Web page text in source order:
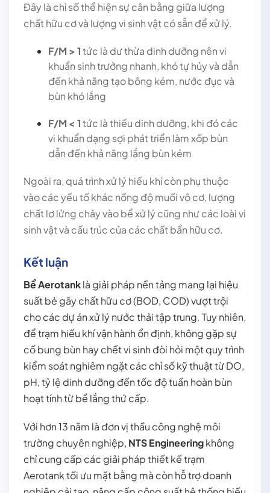
Đây là chỉ số thể hiện sự cân bằng giữa lượng
chất hữu cơ và lượng vi sinh vật có sẵn để xử lý.
F/M > 1tức là dư thừa dinh dưỡng nên vi
khuẩn sinh trưởng nhanh, khó tự hủy và dẫn
đến khả năng tạo bông kém, nước đục và
bùn khó lắng
F/M < 1tức là thiếu dinh dưỡng, khi đó các
vi khuẩn dạng sợi phát triển làm xốp bùn
dẫn đến khả năng lắng bùn kém
Ngoài ra, quá trình xử lý hiếu khí còn phụ thuộc
vào các yếu tố khác nồng độ muối vô cơ, lượng
chất lơ lửng chảy vào bể xử lý cũng như các loài vi
sinh vật và cấu trúc của các chất bẩn hữu cơ.
Kết luận
Bể Aerotanklà giải pháp nền tảng mang lại hiệu
suất bẻ gãy chất hữu cơ (BOD, COD) vượt trội
cho các dự án xử lý nước thải tập trung. Tuy nhiên,
để trạm hiếu khí vận hành ổn định, không gặp sự
cố bung bùn hay chết vi sinh đòi hỏi một quy trình
kiểm soát nghiêm ngặt các chỉ số kỹ thuật từ DO,
pH, tỷ lệ dinh dưỡng đến tốc độ tuần hoàn bùn
hoạt tính từ bể lắng thứ cấp.
Với hơn 13 năm là đơn vị thầu công nghệ môi
trường chuyên nghiệp, NTS Engineeringkhông
chỉ cung cấp các giải pháp thiết kế trạm
Aerotank tối ưu mặt bằng mà còn hỗ trợ doanh